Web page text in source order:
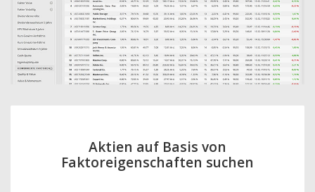
Aktien auf Basis von
Faktoreigenschaften suchen